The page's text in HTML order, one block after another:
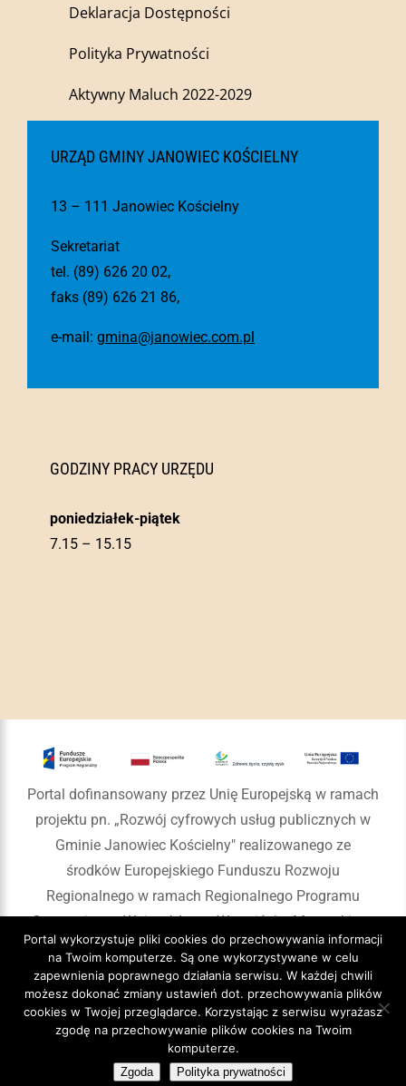
Deklaracja Dostępności
Polityka Prywatności
Aktywny Maluch 2022-2029
URZĄD GMINY JANOWIEC KOŚCIELNY
13 – 111 Janowiec Kościelny
Sekretariat
tel. (89) 626 20 02,
faks (89) 626 21 86,
e-mail: gmina@janowiec.com.pl
GODZINY PRACY URZĘDU
poniedziałek-piątek
7.15 – 15.15
Portal dofinansowany przez Unię Europejską w ramach
projektu pn. „Rozwój cyfrowych usług publicznych w
Gminie Janowiec Kościelny" realizowanego ze
środków Europejskiego Funduszu Rozwoju
Regionalnego w ramach Regionalnego Programu
Operacyjnego Województwa Warmińsko-Mazurskiego
na lata 2014-2020
Copyright 2020 Gmina Janowiec Kościelny
Portal wykorzystuje pliki cookies do przechowywania informacji
na Twoim komputerze. Są one wykorzystywane w celu
zapewnienia poprawnego działania serwisu. W każdej chwili
możesz dokonać zmiany ustawień dot. przechowywania plików
cookies w Twojej przeglądarce. Korzystając z serwisu wyrażasz
zgodę na przechowywanie plików cookies na Twoim
komputerze.
Zgoda Polityka prywatności